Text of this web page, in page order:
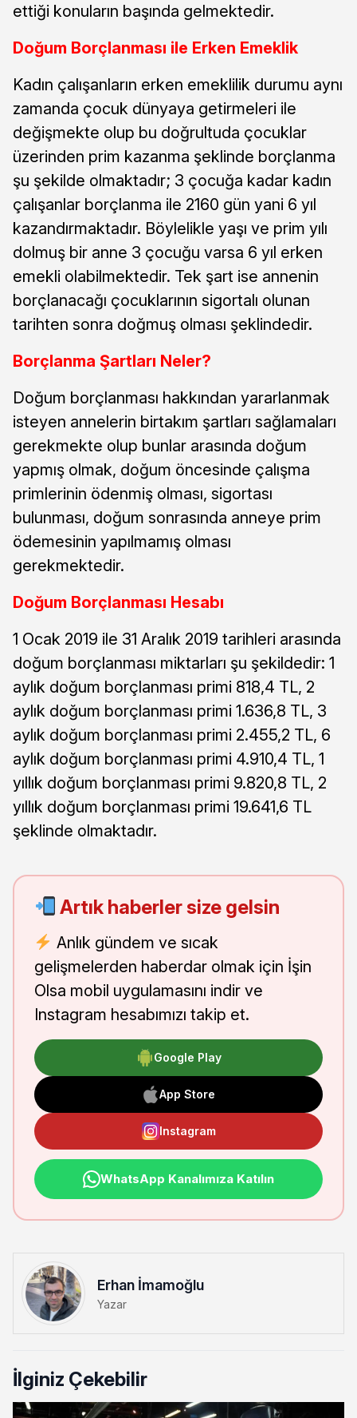
ettiği konuların başında gelmektedir.
Doğum Borçlanması ile Erken Emeklik
Kadın çalışanların erken emeklilik durumu aynı
zamanda çocuk dünyaya getirmeleri ile
değişmekte olup bu doğrultuda çocuklar
üzerinden prim kazanma şeklinde borçlanma
şu şekilde olmaktadır; 3 çocuğa kadar kadın
çalışanlar borçlanma ile 2160 gün yani 6 yıl
kazandırmaktadır. Böylelikle yaşı ve prim yılı
dolmuş bir anne 3 çocuğu varsa 6 yıl erken
emekli olabilmektedir. Tek şart ise annenin
borçlanacağı çocuklarının sigortalı olunan
tarihten sonra doğmuş olması şeklindedir.
Borçlanma Şartları Neler?
Doğum borçlanması hakkından yararlanmak
isteyen annelerin birtakım şartları sağlamaları
gerekmekte olup bunlar arasında doğum
yapmış olmak, doğum öncesinde çalışma
primlerinin ödenmiş olması, sigortası
bulunması, doğum sonrasında anneye prim
ödemesinin yapılmamış olması
gerekmektedir.
Doğum Borçlanması Hesabı
1 Ocak 2019 ile 31 Aralık 2019 tarihleri arasında
doğum borçlanması miktarları şu şekildedir: 1
aylık doğum borçlanması primi 818,4 TL, 2
aylık doğum borçlanması primi 1.636,8 TL, 3
aylık doğum borçlanması primi 2.455,2 TL, 6
aylık doğum borçlanması primi 4.910,4 TL, 1
yıllık doğum borçlanması primi 9.820,8 TL, 2
yıllık doğum borçlanması primi 19.641,6 TL
şeklinde olmaktadır.
Artık haberler size gelsin
Anlık gündem ve sıcak
gelişmelerden haberdar olmak için İşin
Olsa mobil uygulamasını indir ve
Instagram hesabımızı takip et.
Google Play
App Store
Instagram
WhatsApp Kanalımıza Katılın
Erhan İmamoğlu
Yazar
İlginiz Çekebilir